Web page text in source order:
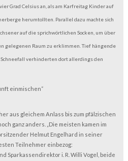
Grad Celsius an, als am Karfreitag Kinder auf
herumtollten. Parallel dazu machte sich
auf die sprichwörtlichen Socken, um über
gelegenen Raum zu erklimmen. Tief hängende
verhinderten dort allerdings den
einmischen“
aus gleichem Anlass bis zum pfälzischen
ganz anders. „Die meisten kamen im
Helmut Engelhard in seiner
Teilnehmer einbezog:
Sparkassendirektor i. R. Willi Vogel, beide